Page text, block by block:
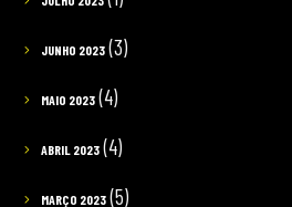
JUNHO 2023(3)
MAIO 2023(4)
ABRIL 2023(4)
MARÇO 2023(5)